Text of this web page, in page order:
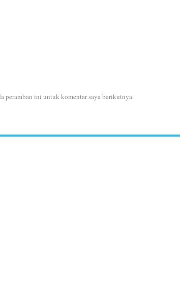
peramban ini untuk komentar saya berikutnya.